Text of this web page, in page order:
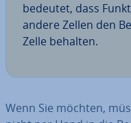
bedeutet, dass
andere Zellen den
Zelle behalten.
Wenn Sie möchten,